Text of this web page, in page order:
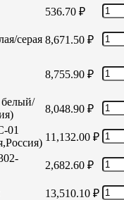
536.70 ₽
серая 8,671.50 ₽
8,755.90 ₽
белый/
8,048.90 ₽
01
11,132.00 ₽
2,682.60 ₽
13,510.10 ₽